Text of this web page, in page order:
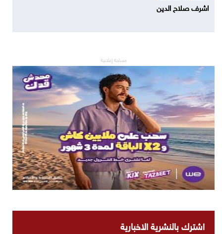
اشرف صلاح الدين
مساحة إعلانية
اشترك بالنشرية الاخبارية